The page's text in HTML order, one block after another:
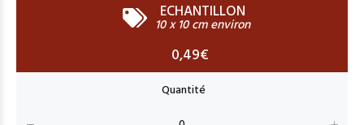
ECHANTILLON
10 x 10 cm environ
0,49€